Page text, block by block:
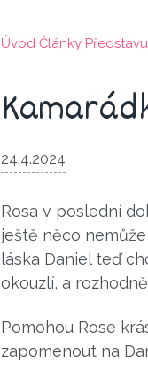
Úvod Články
24.4.2024
Rosa v poslední
ještě něco
láska Daniel teď
okouzlí, a
Pomohou Rose
zapomenout na